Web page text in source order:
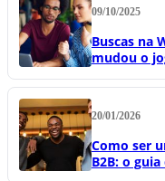
09/10/2025
Buscas na
mudou o
20/01/2026
Como ser
B2B: o